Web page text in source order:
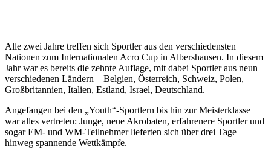
Alle zwei Jahre treffen sich Sportler aus den verschiedensten
Nationen zum Internationalen Acro Cup in Albershausen. In diesem
Jahr war es bereits die zehnte Auflage, mit dabei Sportler aus neun
verschiedenen Ländern – Belgien, Österreich, Schweiz, Polen,
Großbritannien, Italien, Estland, Israel, Deutschland.
Angefangen bei den „Youth“-Sportlern bis hin zur Meisterklasse
war alles vertreten: Junge, neue Akrobaten, erfahrenere Sportler und
sogar EM- und WM-Teilnehmer lieferten sich über drei Tage
hinweg spannende Wettkämpfe.